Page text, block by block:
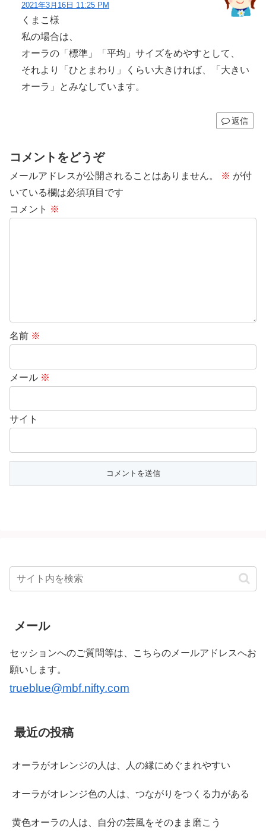
2021年3月16日 11:25 PM
くまこ様
私の場合は、
オーラの「標準」「平均」サイズをめやすとして、
それより「ひとまわり」くらい大きければ、「大きい
オーラ」とみなしています。
返信
コメントをどうぞ
メールアドレスが公開されることはありません。 ※ が付
いている欄は必須項目です
コメント ※
名前 ※
メール ※
サイト
メール
セッションへのご質問等は、こちらのメールアドレスへお
願いします。
trueblue@mbf.nifty.com
最近の投稿
オーラがオレンジの人は、人の縁にめぐまれやすい
オーラがオレンジ色の人は、つながりをつくる力がある
黄色オーラの人は、自分の芸風をそのまま磨こう